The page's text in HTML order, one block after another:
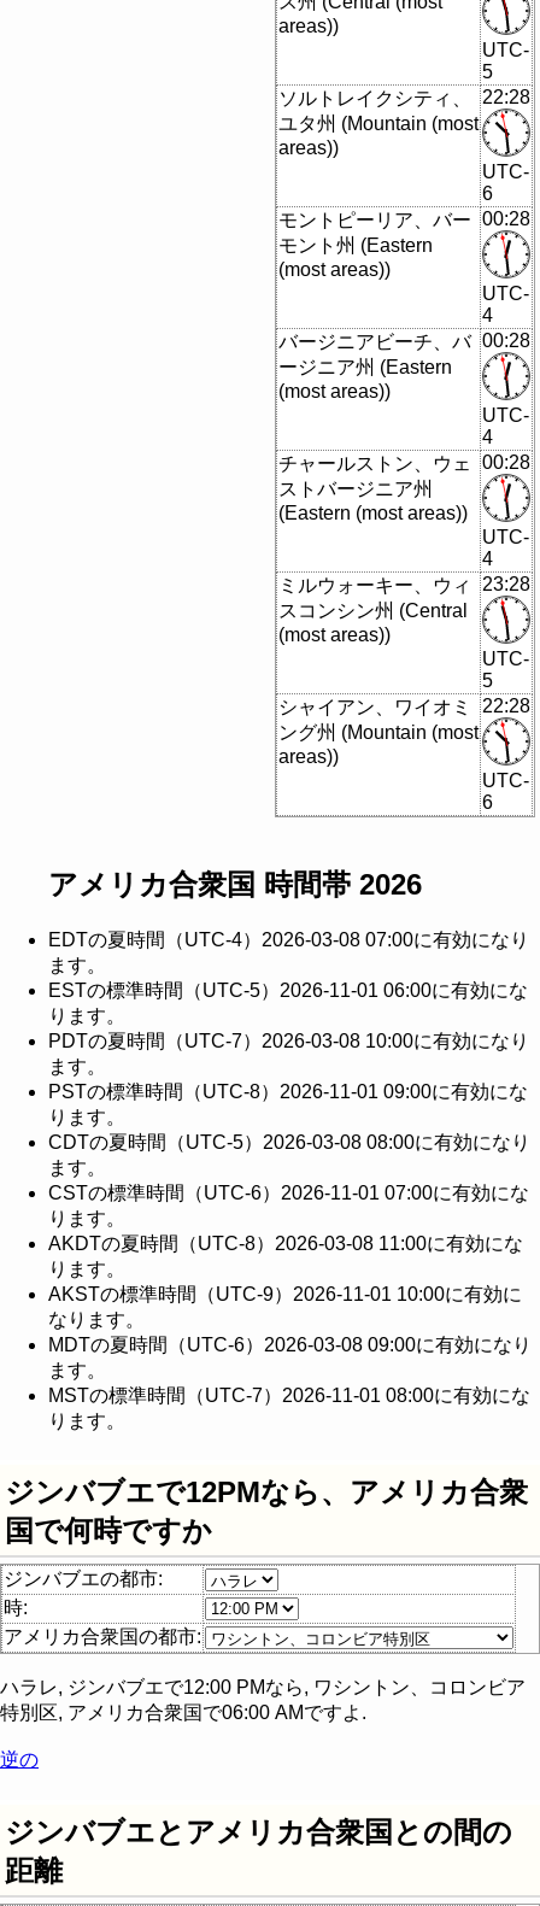
areas))
UTC-
5
ソルトレイクシティ、
ユタ州 (Mountain (most
areas))
22:28
UTC-
6
モントピーリア、バー
モント州 (Eastern
(most areas))
00:28
UTC-
4
バージニアビーチ、バ
ージニア州 (Eastern
(most areas))
00:28
UTC-
4
チャールストン、ウェ
ストバージニア州
(Eastern (most areas))
00:28
UTC-
4
ミルウォーキー、ウィ
スコンシン州 (Central
(most areas))
23:28
UTC-
5
シャイアン、ワイオミ
ング州 (Mountain (most
areas))
22:28
UTC-
6
アメリカ合衆国 時間帯 2026
EDTの夏時間（UTC-4）2026-03-08 07:00に有効になり
ます。
ESTの標準時間（UTC-5）2026-11-01 06:00に有効にな
ります。
PDTの夏時間（UTC-7）2026-03-08 10:00に有効になり
ます。
PSTの標準時間（UTC-8）2026-11-01 09:00に有効にな
ります。
CDTの夏時間（UTC-5）2026-03-08 08:00に有効になり
ます。
CSTの標準時間（UTC-6）2026-11-01 07:00に有効にな
ります。
AKDTの夏時間（UTC-8）2026-03-08 11:00に有効にな
ります。
AKSTの標準時間（UTC-9）2026-11-01 10:00に有効に
なります。
MDTの夏時間（UTC-6）2026-03-08 09:00に有効になり
ます。
MSTの標準時間（UTC-7）2026-11-01 08:00に有効にな
ります。
ジンバブエで12PMなら、アメリカ合衆
国で何時ですか
ジンバブエの都市:
時:
アメリカ合衆国の都市:
ハラレ, ジンバブエで12:00 PMなら, ワシントン、コロンビア
特別区, アメリカ合衆国で06:00 AMですよ.
逆の
ジンバブエとアメリカ合衆国との間の
距離